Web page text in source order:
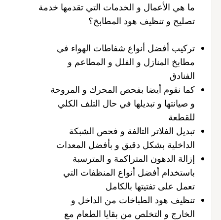
ما هي الأعمال و الخدمات التي تقدمها خدمة
تصليح و تنظيف هود المطابخ؟
تركيب أفضل أنواع شفاطات الهواء في
مطابخ المنازل و الفلل و المطاعم و
الفنادق
كما نقوم أيضا بفحص المحرك و المروحة
و صيانتها و تبديلها في حال التلف الكلي
للقطعة
تبديل الفلاتر التالفة و فحص الشبكة
الداخلية بشكل دقيق و بأفضل المعدات
إزالة الدهون المتراكمة و المترسبة
باستخدام أفضل أنواع المنظفات التي
تعمل على تفتيتها بالكامل
تنظيف هود الطباخات من الداخل و
الخارج و التخلص من بقايا الطعام مع